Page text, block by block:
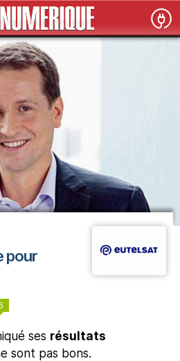
pour
ses résultats
sont pas bons.